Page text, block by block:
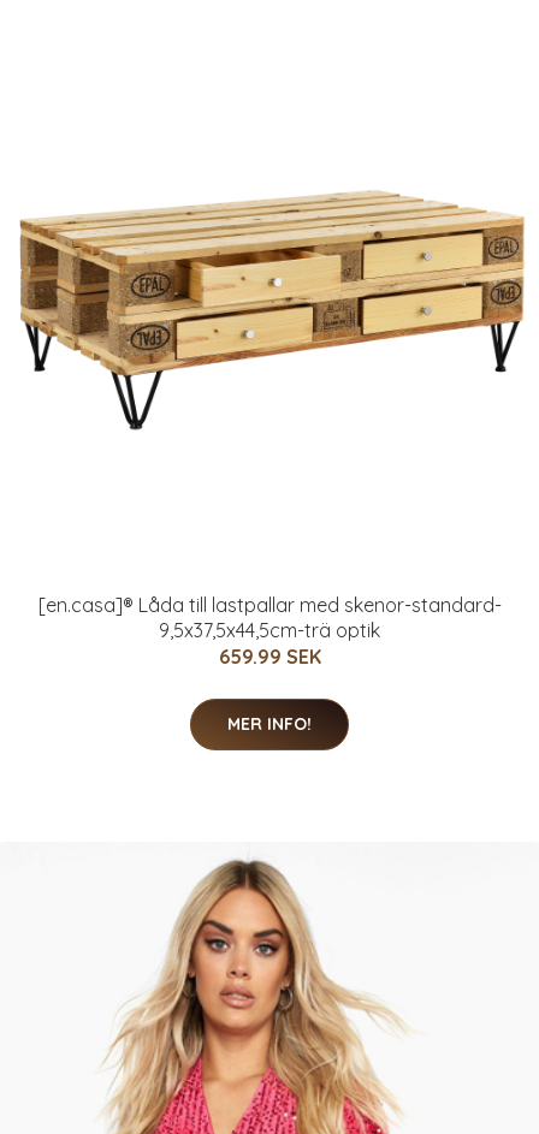
[en.casa]® Låda till lastpallar med skenor-standard-
9,5x37,5x44,5cm-trä optik
659.99 SEK
MER INFO!